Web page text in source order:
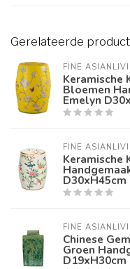
Gerelateerde
FINE
Keramische
Bloemen
Emelyn
FINE
Keramische
D30xH45cm
FINE
Chinese
Groen
D19xH30cm